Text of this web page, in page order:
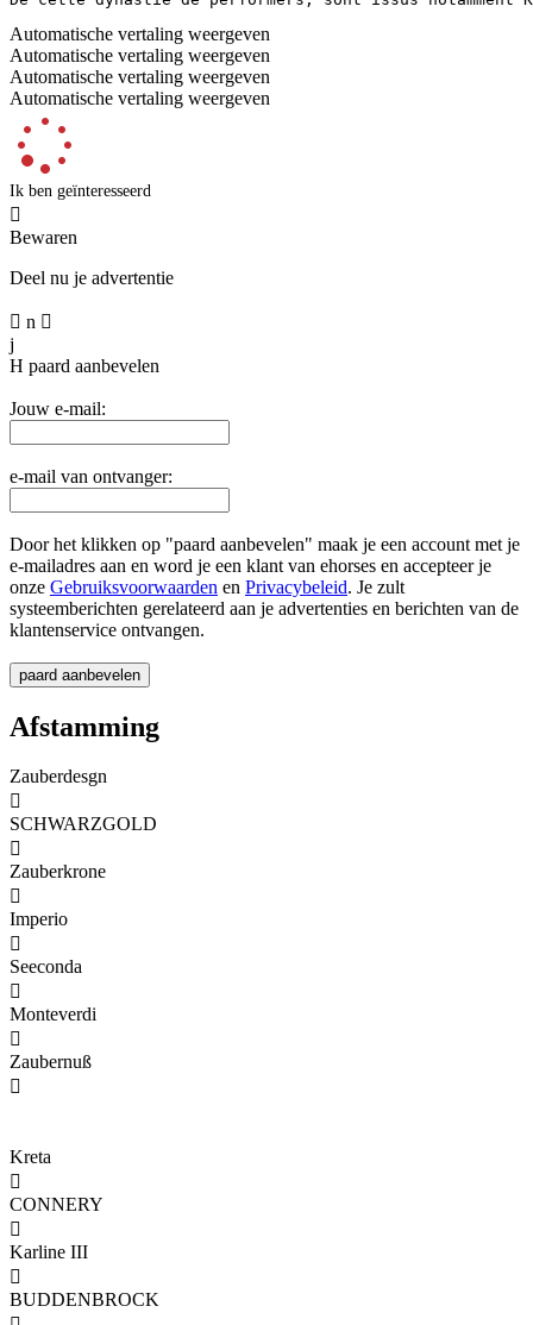
Automatische vertaling weergeven
Automatische vertaling weergeven
Automatische vertaling weergeven
Automatische vertaling weergeven
Ik ben geïnteresseerd

Bewaren
Deel nu je advertentie
 n 
j
H paard aanbevelen
Jouw e-mail:
e-mail van ontvanger:
Door het klikken op "paard aanbevelen" maak je een account met je
e-mailadres aan en word je een klant van ehorses en accepteer je
onze Gebruiksvoorwaarden en Privacybeleid. Je zult
systeemberichten gerelateerd aan je advertenties en berichten van de
klantenservice ontvangen.
Afstamming
Zauberdesgn

SCHWARZGOLD

Zauberkrone

Imperio

Seeconda

Monteverdi

Zaubernuß

Kreta

CONNERY

Karline III

BUDDENBROCK